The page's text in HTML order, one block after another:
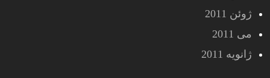
ژوئن 2011
می 2011
ژانویه 2011